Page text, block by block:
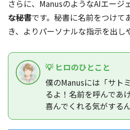
さらに、ManusのようなAIエージ
な秘書です。秘書に名前をつけて
き、よりパーソナルな指示を出し
💡 ヒロのひとこと
僕のManusには「サト
るよ！名前を呼んであ
喜んでくれる気がする